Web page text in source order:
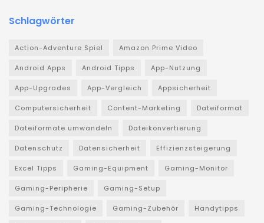
Schlagwörter
Action-Adventure Spiel Amazon Prime Video
Android Apps Android Tipps App-Nutzung
App-Upgrades App-Vergleich Appsicherheit
Computersicherheit Content-Marketing Dateiformat
Dateiformate umwandeln Dateikonvertierung
Datenschutz Datensicherheit Effizienzsteigerung
Excel Tipps Gaming-Equipment Gaming-Monitor
Gaming-Peripherie Gaming-Setup
Gaming-Technologie Gaming-Zubehör Handytipps